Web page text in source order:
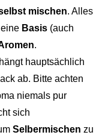
mischen. Alles
Basis (auch
.
hauptsächlich
ab. Bitte achten
niemals pur
sich
Selbermischen zu